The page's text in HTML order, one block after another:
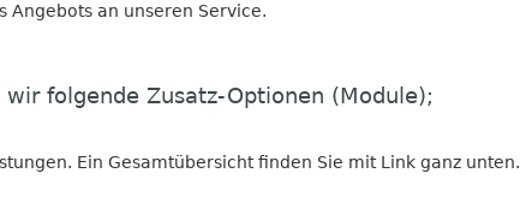
Angebots an unseren Service.
wir folgende Zusatz-Optionen (Module);
Ein Gesamtübersicht finden Sie mit Link ganz unten.